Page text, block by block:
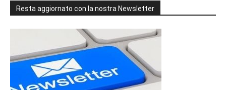
Resta aggiornato con la nostra Newsletter